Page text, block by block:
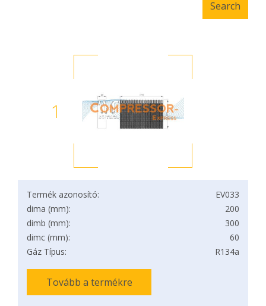
1
Termék azonosító:
EV033
dima (mm):
200
dimb (mm):
300
dimc (mm):
60
Gáz Típus:
R134a
Tovább a termékre